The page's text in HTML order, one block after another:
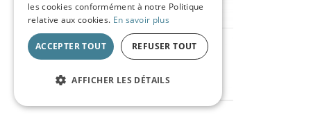
les cookies conformément à notre Politique
relative aux cookies. En savoir plus
ACCEPTER TOUT REFUSER TOUT
AFFICHER LES DÉTAILS